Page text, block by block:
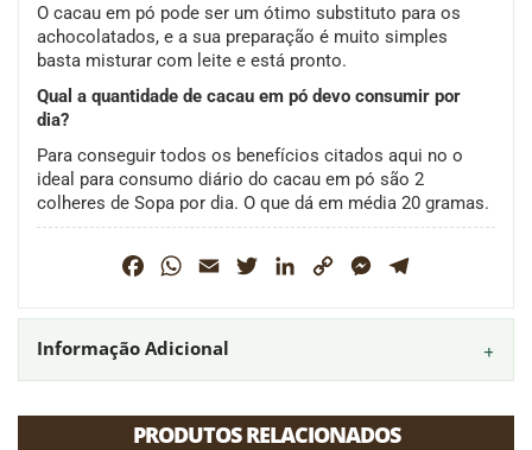
O cacau em pó pode ser um ótimo substituto para os
achocolatados, e a sua preparação é muito simples
basta misturar com leite e está pronto.
Qual a quantidade de cacau em pó devo consumir por
dia?
Para conseguir todos os benefícios citados aqui no o
ideal para consumo diário do cacau em pó são 2
colheres de Sopa por dia. O que dá em média 20 gramas.
FacebookWhatsApp
Email TwitterLinkedIn
Copy
Messenger
Informação Adicional
PRODUTOS RELACIONADOS